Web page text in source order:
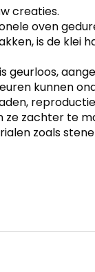
creaties.
oven
is de klei
geurloos,
kunnen
ze zachter te
zoals